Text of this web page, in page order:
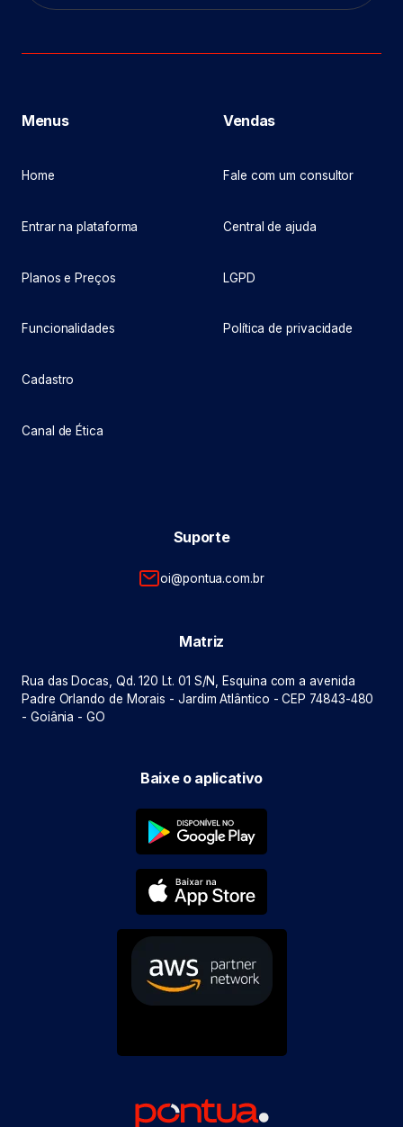
Menus
Home
Entrar na plataforma
Planos e Preços
Funcionalidades
Cadastro
Canal de Ética
Vendas
Fale com um consultor
Central de ajuda
LGPD
Política de privacidade
Suporte
oi@pontua.com.br
Matriz
Rua das Docas, Qd. 120 Lt. 01 S/N, Esquina com a avenida
Padre Orlando de Morais - Jardim Atlântico - CEP 74843-480
- Goiânia - GO
Baixe o aplicativo